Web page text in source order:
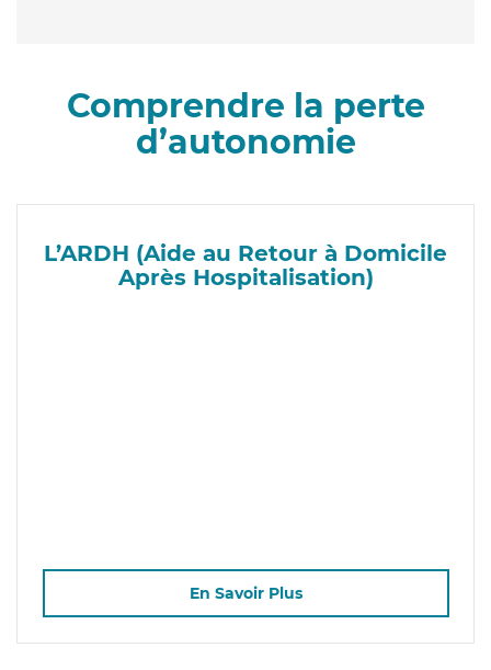
Comprendre la perte
d’autonomie
L’ARDH (Aide au Retour à Domicile
Après Hospitalisation)
En Savoir Plus